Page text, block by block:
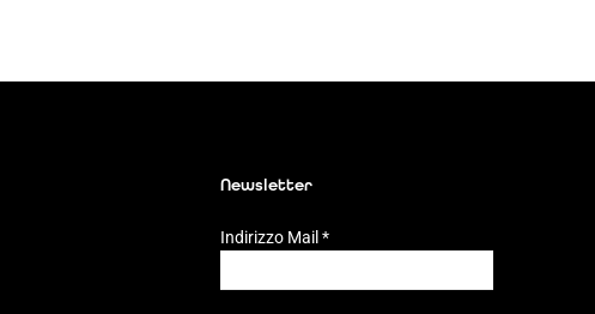
Newsletter
Indirizzo Mail *